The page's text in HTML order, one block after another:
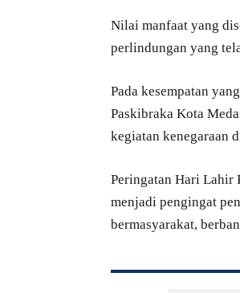
Nilai manfaat yang
perlindungan yang
Pada kesempatan
Paskibraka Kota
kegiatan kenegaraan
Peringatan Hari Lahir
menjadi pengingat
bermasyarakat,